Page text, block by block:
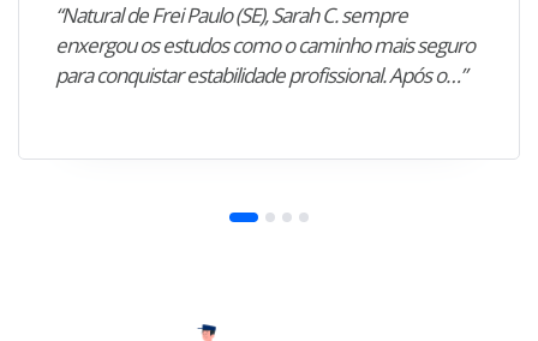
“Natural de Frei Paulo (SE), Sarah C. sempre
enxergou os estudos como o caminho mais seguro
para conquistar estabilidade profissional. Após o…”